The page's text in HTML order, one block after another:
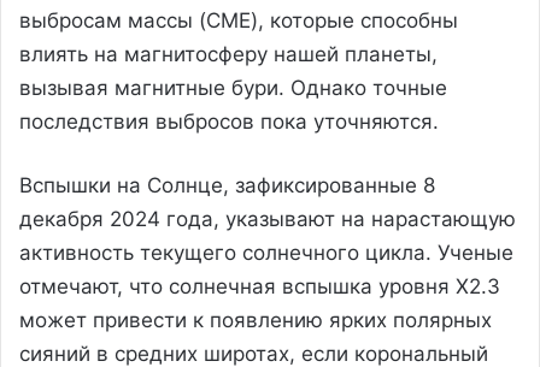
выбросам массы (CME), которые способны
влиять на магнитосферу нашей планеты,
вызывая магнитные бури. Однако точные
последствия выбросов пока уточняются.
Вспышки на Солнце, зафиксированные 8
декабря 2024 года, указывают на нарастающую
активность текущего солнечного цикла. Ученые
отмечают, что солнечная вспышка уровня X2.3
может привести к появлению ярких полярных
сияний в средних широтах, если корональный